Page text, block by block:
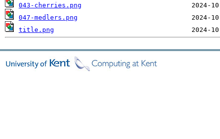
043-cherries.png
047-medlers.png
title.png